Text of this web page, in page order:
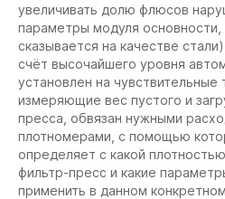
увеличивать долю флюсов
параметры модуля основности,
сказывается на качестве
счёт высочайшего уровня
установлен на чувствительные
измеряющие вес пустого и
пресса, обвязан нужными
плотномерами, с помощью
определяет с какой
фильтр-пресс и какие
применить в данном